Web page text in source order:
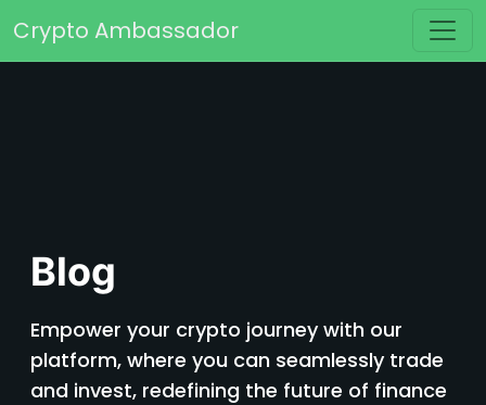
Navigation principale
Crypto Ambassador
Blog
Empower your crypto journey with our
platform, where you can seamlessly trade
and invest, redefining the future of finance